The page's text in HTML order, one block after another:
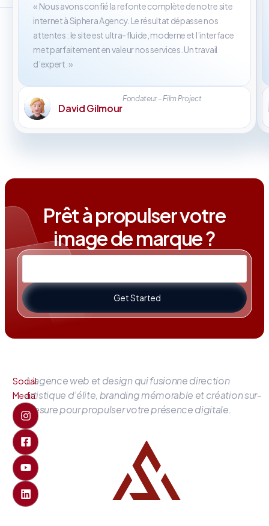
« Nous avons confié la refonte complète de notre site
internet à Siphera Agency. Le résultat dépasse nos
attentes : le site est ultra-fluide, moderne et l’interface
met parfaitement en valeur nos services. Un travail
d’expert. »
David Gilmour
Fondateur – Film Project
Prêt à propulser votre
image de marque ?
Get Started
L’agence web et design qui fusionne direction
artistique d’élite, branding mémorable et création sur-
mesure pour propulser votre présence digitale.
Social
Media